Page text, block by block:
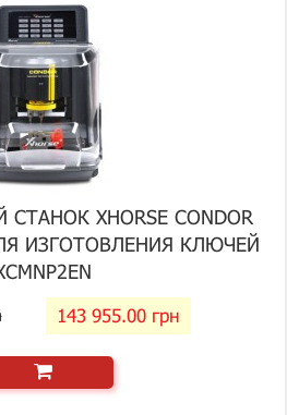
XHORSE CONDOR
ИЗГОТОВЛЕНИЯ КЛЮЧЕЙ
143 955.00 грн